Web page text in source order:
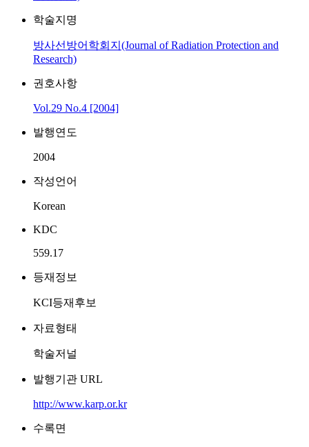
학술지명
방사선방어학회지(Journal of Radiation Protection and
Research)
권호사항
Vol.29 No.4 [2004]
발행연도
2004
작성언어
Korean
KDC
559.17
등재정보
KCI등재후보
자료형태
학술저널
발행기관 URL
http://www.karp.or.kr
수록면